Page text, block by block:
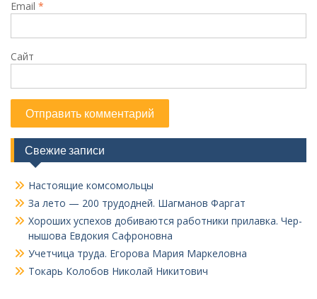
Email *
Сайт
Свежие записи
Настоящие комсомольцы
За лето — 200 трудодней. Шагманов Фаргат
Хороших успехов добиваются работники прилавка. Чер­
нышова Евдокия Сафроновна
Учетчица труда. Его­рова Мария Маркеловна
Токарь Колобов Ни­колай Никитович